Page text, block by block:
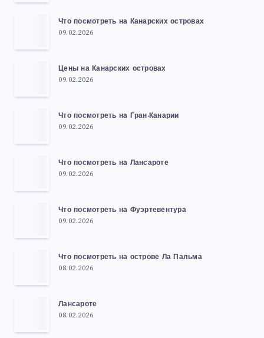
Что посмотреть на Канарских островах
09.02.2026
Цены на Канарских островах
09.02.2026
Что посмотреть на Гран-Канарии
09.02.2026
Что посмотреть на Лансароте
09.02.2026
Что посмотреть на Фуэртевентура
09.02.2026
Что посмотреть на острове Ла Пальма
08.02.2026
Лансароте
08.02.2026